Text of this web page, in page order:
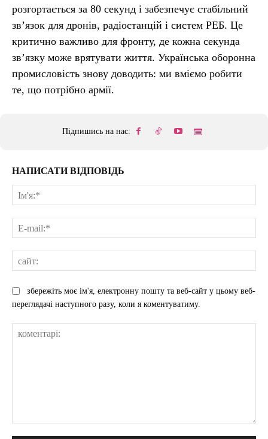
розгортається за 80 секунд і забезпечує стабільний
зв’язок для дронів, радіостанцій і систем РЕБ. Це
критично важливо для фронту, де кожна секунда
зв’язку може врятувати життя. Українська оборонна
промисловість знову доводить: ми вміємо робити
те, що потрібно армії.
Підпишись на нас:
НАПИСАТИ ВІДПОВІДЬ
збережіть моє ім'я, електронну пошту та веб-сайт у цьому веб-
переглядачі наступного разу, коли я коментуватиму.